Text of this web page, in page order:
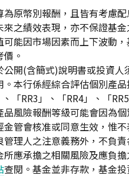
為原幣別報酬，且皆有考慮
來之績效表現，亦不保證基金
可能因市場因素而上下波動
。
公開(含簡式)說明書或投資
。本行係經綜合評估個別產
、「RR3」、「RR4」、「
品風險報酬等級可能會因為
金管會核准或同意生效，惟
管理人之注意義務外，不負
所應承擔之相關風險及應負
查閱。基金並非存款，基金